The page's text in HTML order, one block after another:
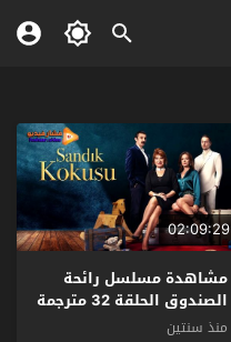
02:09:29
مشاهدة مسلسل رائحة
الصندوق الحلقة 32 مترجمة
منذ سنتين